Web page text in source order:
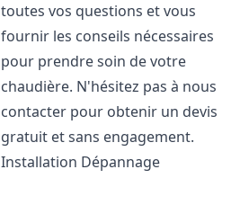
toutes vos questions et vous
fournir les conseils nécessaires
pour prendre soin de votre
chaudière. N'hésitez pas à nous
contacter pour obtenir un devis
gratuit et sans engagement.
Installation Dépannage